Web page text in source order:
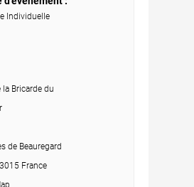
Individuelle
Bricarde du
de Beauregard
France